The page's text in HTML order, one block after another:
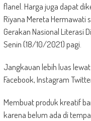
flanel. Harga juga dapat
Riyana Mereta Hermawati
Gerakan Nasional Literasi
Senin (18/10/2021) pagi.
Jangkauan lebih luas
Facebook, Instagram
Membuat produk kreatif
karena belum ada di